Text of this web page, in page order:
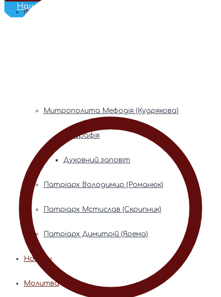
Наш Телеграм
Фонди пам’яті
Митрополита Мефодія (Кудрякова)
Біографія
Духовний заповіт
Патріарх Володимир (Романюк)
Патріарх Мстислав (Скрипник)
Патріарх Димитрій (Ярема)
Новини
Молитва